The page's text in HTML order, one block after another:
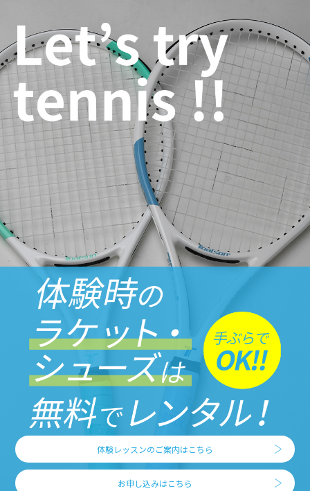
体験レッスンのご案内はこちら
お申し込みはこちら